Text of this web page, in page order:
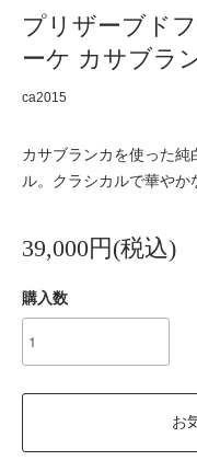
プリザーブド
ーケ カサブラ
ca2015
カサブランカを使った純
ル。クラシカルで華やか
39,000円(税込)
購入数
お